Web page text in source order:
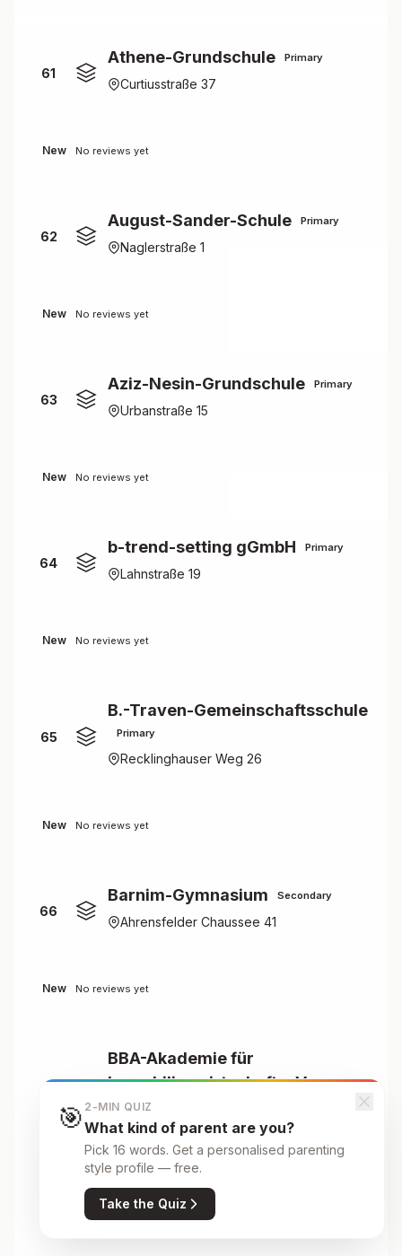
61
Athene-Grundschule Primary
Curtiusstraße 37
New No reviews yet
62
August-Sander-Schule Primary
Naglerstraße 1
New No reviews yet
63
Aziz-Nesin-Grundschule Primary
Urbanstraße 15
New No reviews yet
64
b-trend-setting gGmbH Primary
Lahnstraße 19
New No reviews yet
65
B.-Traven-Gemeinschaftsschule
Primary
Recklinghauser Weg 26
New No reviews yet
66
Barnim-Gymnasium Secondary
Ahrensfelder Chaussee 41
New No reviews yet
BBA-Akademie für
Immobilienwirtschaft e.V.
Primary
Hauptstraße 78
No reviews yet
🎯 2-MIN QUIZ
What kind of parent are you?
Pick 16 words. Get a personalised parenting
style profile — free.
Take the Quiz